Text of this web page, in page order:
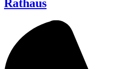
Rathaus